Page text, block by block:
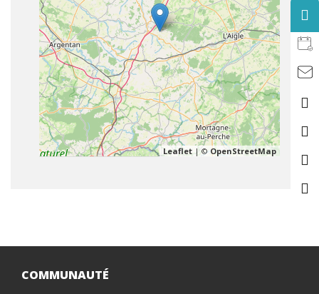
Leaflet | © OpenStreetMap
COMMUNAUTÉ